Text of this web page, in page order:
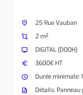
place
25 Rue Vauban
crop
2 m²
tv
DIGITAL (DOOH)
euro
3600€ HT
watch_later
Durée minimale:
description
Détails: